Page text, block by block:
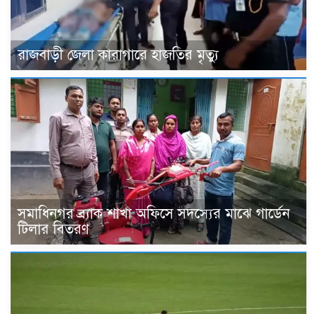
রাজবাড়ী জেলা কারাগারে হাজতির মৃত্যু
সমাধিনগর ব্র্যাক শাখা অফিসে সদস্যের মাঝে গার্ডেন
টিলার বিতরণ